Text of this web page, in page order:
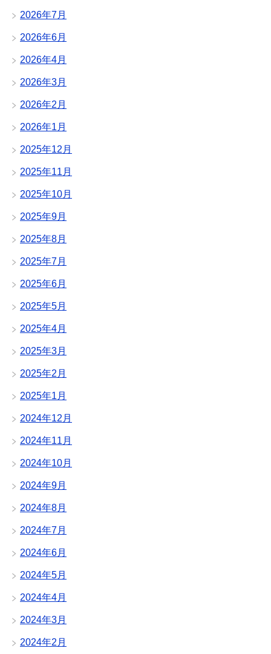
2026年7月
2026年6月
2026年4月
2026年3月
2026年2月
2026年1月
2025年12月
2025年11月
2025年10月
2025年9月
2025年8月
2025年7月
2025年6月
2025年5月
2025年4月
2025年3月
2025年2月
2025年1月
2024年12月
2024年11月
2024年10月
2024年9月
2024年8月
2024年7月
2024年6月
2024年5月
2024年4月
2024年3月
2024年2月